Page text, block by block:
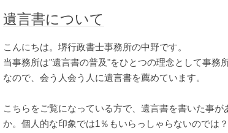
遺言書について
こんにちは。堺行政書士事務所の中野です。
当事務所は"遺言書の普及"をひとつの理念として事務
なので、会う人会う人に遺言書を薦めています。
こちらをご覧になっている方で、遺言書を書いた事
か。個人的な印象では1％もいらっしゃらないのでは